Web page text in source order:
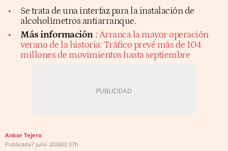
Se trata de una interfaz para la instalación de
alcoholímetros antiarranque.
Más información :Arranca la mayor operación
verano de la historia: Tráfico prevé más de 104
millones de movimientos hasta septiembre
Ankor Tejero
Publicada7 julio 202602:37h